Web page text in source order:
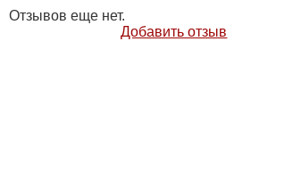
Отзывов еще нет.
Добавить отзыв